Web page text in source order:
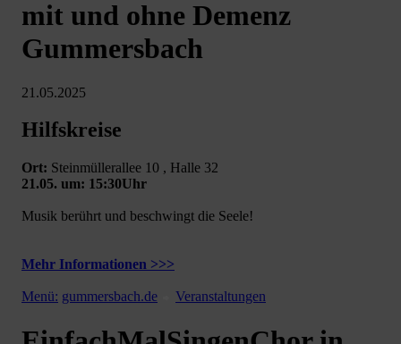
mit und ohne Demenz
Gummersbach
21.05.2025
Hilfskreise
Ort: Steinmüllerallee 10 , Halle 32
21.05. um: 15:30Uhr
Musik berührt und beschwingt die Seele!
Mehr Informationen >>>
Menü: gummersbach.de Veranstaltungen